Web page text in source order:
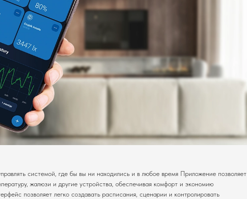
системой, где бы вы ни находились и в любое время Приложение позволяет
жалюзи и другие устройства, обеспечивая комфорт и экономию
позволяет легко создавать расписания, сценарии и контролировать